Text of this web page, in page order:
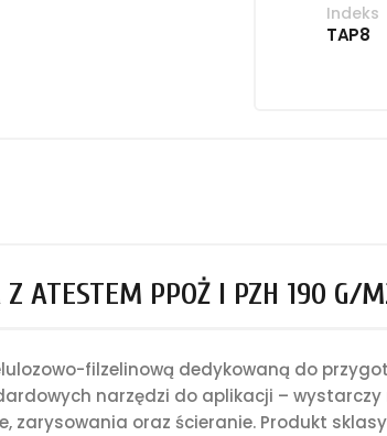
Indeks
TAP8
Z ATESTEM PPOŻ I PZH 190 G/
filzelinową dedykowaną do
narzędzi do aplikacji –
zarysowania oraz ścieranie. Produkt